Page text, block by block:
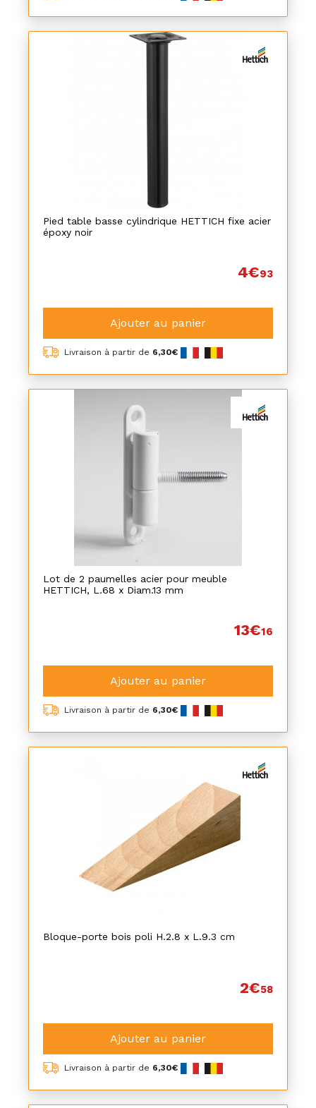
Pied table basse cylindrique HETTICH fixe acier
époxy noir
4€93
Ajouter au panier
Livraison à partir de 6,30€
Lot de 2 paumelles acier pour meuble
HETTICH, L.68 x Diam.13 mm
13€16
Ajouter au panier
Livraison à partir de 6,30€
Bloque-porte bois poli H.2.8 x L.9.3 cm
2€58
Ajouter au panier
Livraison à partir de 6,30€